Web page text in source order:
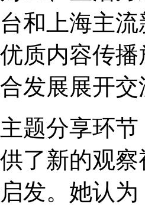
和上海主
质内容传
发展展开交
题分享环
了新的观
发。她认